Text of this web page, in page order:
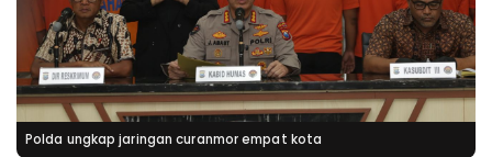
Polda ungkap jaringan curanmor empat kota